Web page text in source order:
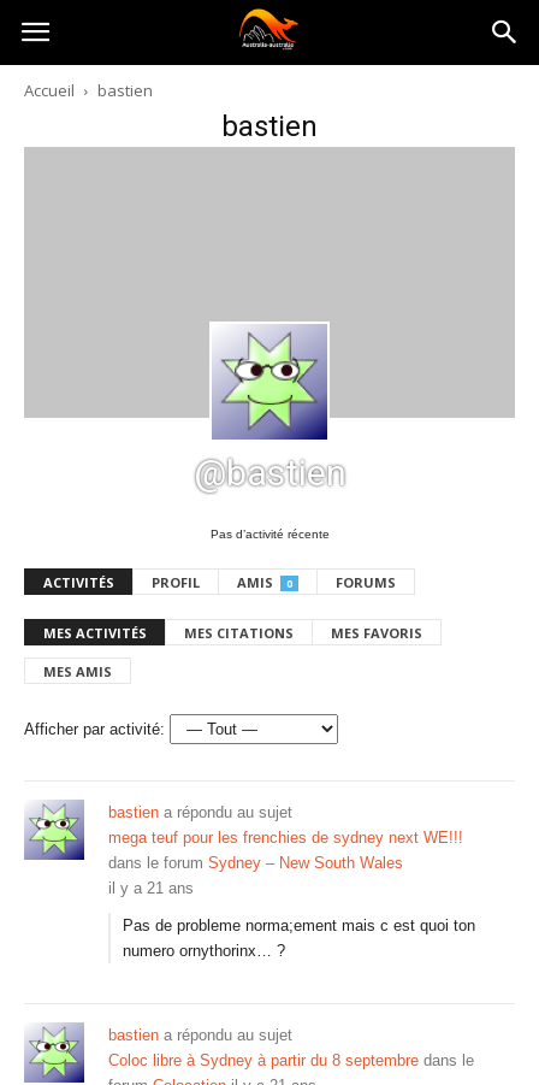
Australia-
australie.com
Accueil bastien
bastien
@bastien
Pas d’activité récente
ACTIVITÉS PROFIL AMIS 0 FORUMS
MES ACTIVITÉS MES CITATIONS MES FAVORIS
MES AMIS
Afficher par activité:
bastien a répondu au sujet
mega teuf pour les frenchies de sydney next WE!!!
dans le forum Sydney – New South Wales
il y a 21 ans
Pas de probleme norma;ement mais c est quoi ton
numero ornythorinx… ?
bastien a répondu au sujet
Coloc libre à Sydney à partir du 8 septembre dans le